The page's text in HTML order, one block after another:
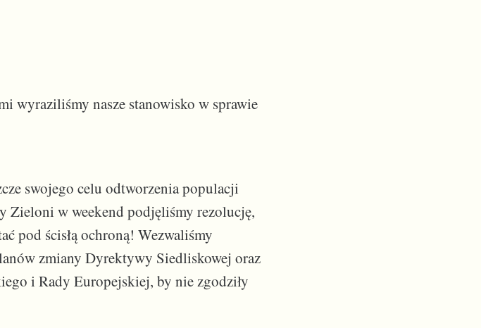
wyraziliśmy nasze stanowisko w sprawie
swojego celu odtworzenia populacji
Zieloni w weekend podjęliśmy rezolucję,
pod ścisłą ochroną! Wezwaliśmy
zmiany Dyrektywy Siedliskowej oraz
i Rady Europejskiej, by nie zgodziły